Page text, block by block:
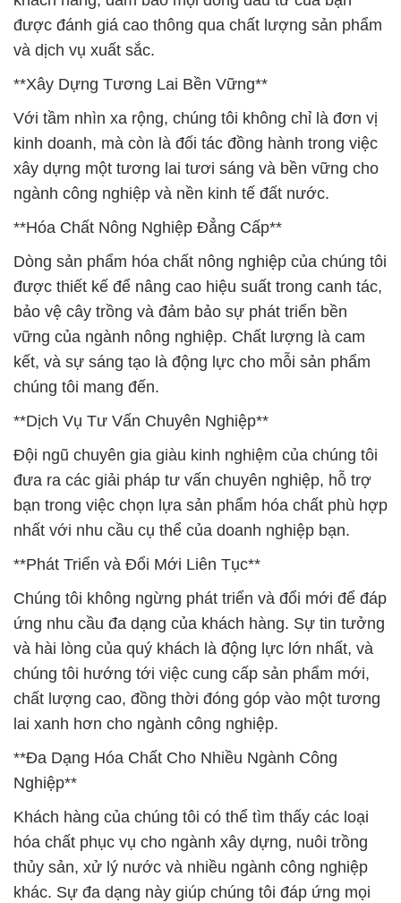
được đánh giá cao thông qua chất lượng sản phẩm
và dịch vụ xuất sắc.
**Xây Dựng Tương Lai Bền Vững**
Với tầm nhìn xa rộng, chúng tôi không chỉ là đơn vị
kinh doanh, mà còn là đối tác đồng hành trong việc
xây dựng một tương lai tươi sáng và bền vững cho
ngành công nghiệp và nền kinh tế đất nước.
**Hóa Chất Nông Nghiệp Đẳng Cấp**
Dòng sản phẩm hóa chất nông nghiệp của chúng tôi
được thiết kế để nâng cao hiệu suất trong canh tác,
bảo vệ cây trồng và đảm bảo sự phát triển bền
vững của ngành nông nghiệp. Chất lượng là cam
kết, và sự sáng tạo là động lực cho mỗi sản phẩm
chúng tôi mang đến.
**Dịch Vụ Tư Vấn Chuyên Nghiệp**
Đội ngũ chuyên gia giàu kinh nghiệm của chúng tôi
đưa ra các giải pháp tư vấn chuyên nghiệp, hỗ trợ
bạn trong việc chọn lựa sản phẩm hóa chất phù hợp
nhất với nhu cầu cụ thể của doanh nghiệp bạn.
**Phát Triển và Đổi Mới Liên Tục**
Chúng tôi không ngừng phát triển và đổi mới để đáp
ứng nhu cầu đa dạng của khách hàng. Sự tin tưởng
và hài lòng của quý khách là động lực lớn nhất, và
chúng tôi hướng tới việc cung cấp sản phẩm mới,
chất lượng cao, đồng thời đóng góp vào một tương
lai xanh hơn cho ngành công nghiệp.
**Đa Dạng Hóa Chất Cho Nhiều Ngành Công
Nghiệp**
Khách hàng của chúng tôi có thể tìm thấy các loại
hóa chất phục vụ cho ngành xây dựng, nuôi trồng
thủy sản, xử lý nước và nhiều ngành công nghiệp
khác. Sự đa dạng này giúp chúng tôi đáp ứng mọi